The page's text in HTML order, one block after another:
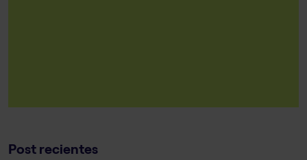
Post recientes